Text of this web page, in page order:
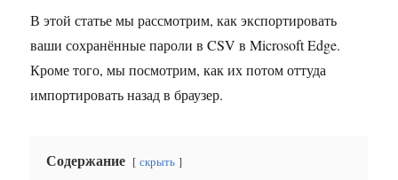
В этой статье мы рассмотрим, как экспортировать
ваши сохранённые пароли в CSV в Microsoft Edge.
Кроме того, мы посмотрим, как их потом оттуда
импортировать назад в браузер.
Содержание скрыть